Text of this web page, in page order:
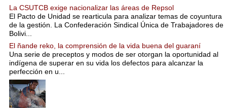
La CSUTCB exige nacionalizar las áreas de Repsol
El Pacto de Unidad se rearticula para analizar temas de coyuntura
de la gestión. La Confederación Sindical Única de Trabajadores de
Bolivi...
El ñande reko, la comprensión de la vida buena del guaraní
Una serie de preceptos y modos de ser otorgan la oportunidad al
indígena de superar en su vida los defectos para alcanzar la
perfección en u...